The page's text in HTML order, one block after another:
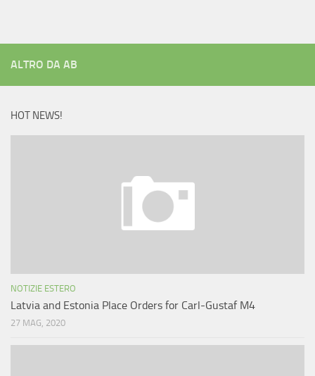
ALTRO DA AB
HOT NEWS!
NOTIZIE ESTERO
Latvia and Estonia Place Orders for Carl-Gustaf M4
27 MAG, 2020